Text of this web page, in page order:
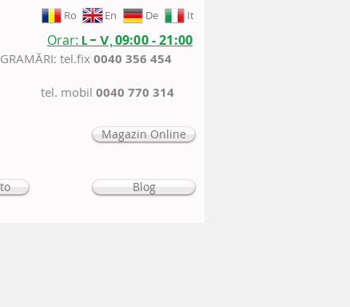
Ro En De It
Orar: L - V,09:00 - 21:00
tel.fix 0040 356 454
tel. mobil 0040 770 314
Magazin Online
Blog